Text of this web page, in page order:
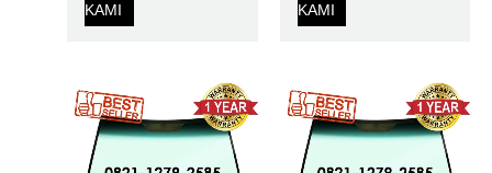
KAMI
KAMI